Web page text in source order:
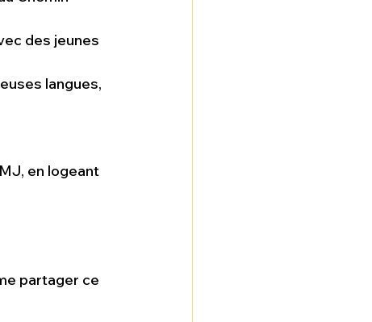
des jeunes
langues,
en logeant
partager ce